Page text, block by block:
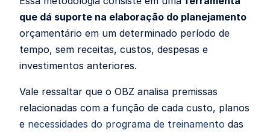
que dá suporte na elaboração do planejamento
orçamentário em um determinado período de
tempo, sem receitas, custos, despesas e
investimentos anteriores.
Vale ressaltar que o OBZ analisa premissas
relacionadas com a função de cada custo, planos
e necessidades do programa de treinamento das